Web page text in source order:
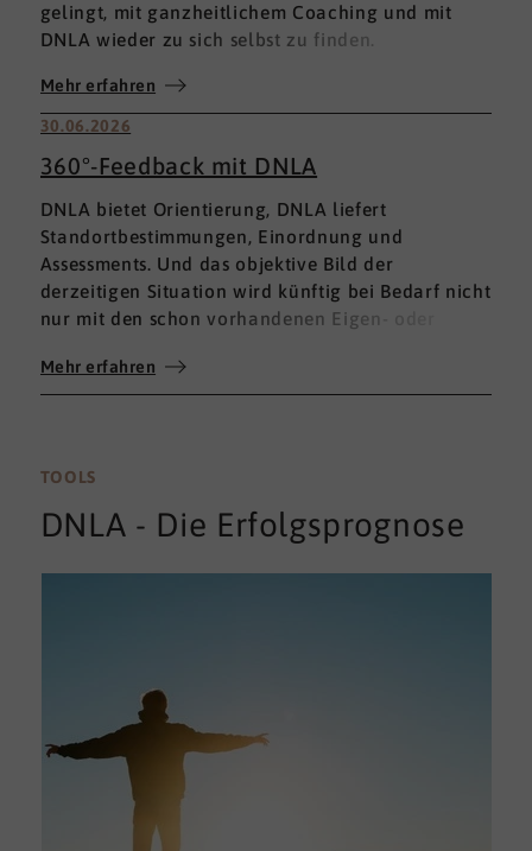
gelingt, mit ganzheitlichem Coaching und mit
DNLA wieder zu sich selbst zu finden.
Mehr erfahren
30.06.2026
360°-Feedback mit DNLA
DNLA bietet Orientierung, DNLA liefert
Standortbestimmungen, Einordnung und
Assessments. Und das objektive Bild der
derzeitigen Situation wird künftig bei Bedarf nicht
nur mit den schon vorhandenen Eigen- oder
umfassenden 360°-Feedback.
Mehr erfahren
TOOLS
DNLA - Die Erfolgsprognose